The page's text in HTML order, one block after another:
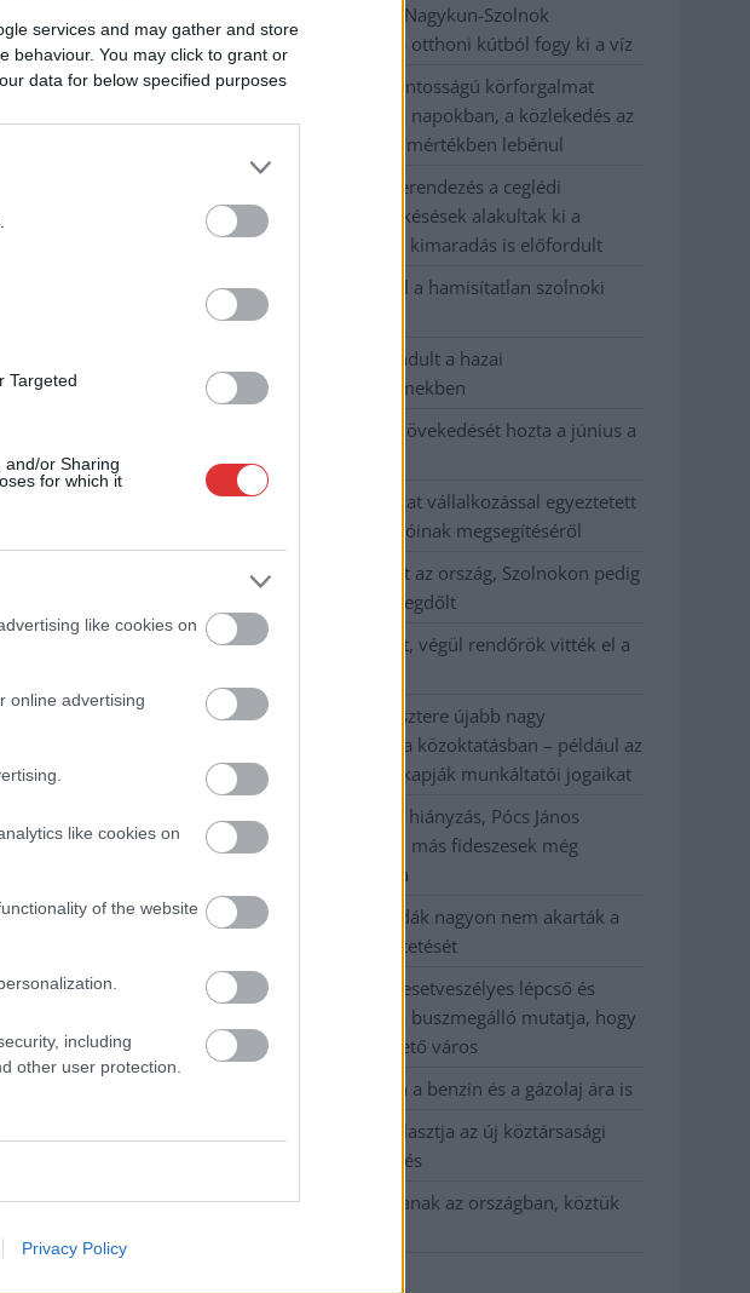
services and may gather and store
behaviour. You may click to grant or
data for below specified purposes
Targeted
and/or Sharing
for which it
like cookies on
online advertising
like cookies on
of the website
including
other user protection.
Privacy Policy
több tucat
egyeztetett a
dolgozóinak
azoknak a
Problémák egész Jász-Nagykun-Szolnok
megyében: egyre több otthoni kútból fogy ki a víz
Szolnokon egy kulcsfontosságú körforgalmat
részlegesen lezárnak a napokban, a közlekedés az
átlagost is meghaladó mértékben lebénul
Elromlott a biztosítóberendezés a ceglédi
vasútvonalon, alapos késések alakultak ki a
menetrendhez képest, kimaradás is előfordult
Ön szerint hogy készül a hamisítatlan szolnoki
habos isler?
Országos ellenőrzés indult a hazai
akkumulátoripari üzemekben
Az idei év leglassabb növekedését hozta a június a
kiskereskedelemben
Györfi Mihály több tucat vállalkozással egyeztetett
a kerékpárgyár dolgozóinak megsegítéséről
41 fok fölé forrósodott az ország, Szolnokon pedig
egy másik rekord is megdőlt
Egy telefonhívást akart, végül rendőrök vitték el a
A Tisza kormány minisztere újabb nagy
változásokról döntött a közoktatásban – például az
iskolaigazgatók visszakapják munkáltatói jogaikat
Sok volt az igazolatlan hiányzás, Pócs János
fizetéslevonást kapott, más fideszesek még
kevesebbet vittek haza
A Szolnok megyei gazdák nagyon nem akarták a
JÉGER további üzemeltetését
Csendélet 5.0: alig balesetveszélyes lépcső és
remek állapotban levő buszmegálló mutatja, hogy
Szolnok mennyire élhető város
Pénteken újra csökken a benzin és a gázolaj ára is
Napokon belül megválasztja az új köztársasági
elnököt az Országgyűlés
Kiterjedt tüzek pusztítanak az országban, köztük